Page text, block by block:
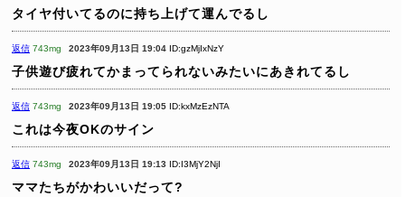
タイヤ付いてるのに持ち上げて運んでるし
返信 743mg 2023年09月13日 19:04 ID:gzMjIxNzY
子供遊び疲れてかまってられないみたいにあきれてるし
返信 743mg 2023年09月13日 19:05 ID:kxMzEzNTA
これは今夜OKのサイン
返信 743mg 2023年09月13日 19:13 ID:I3MjY2NjI
ママたちがかわいいだって?